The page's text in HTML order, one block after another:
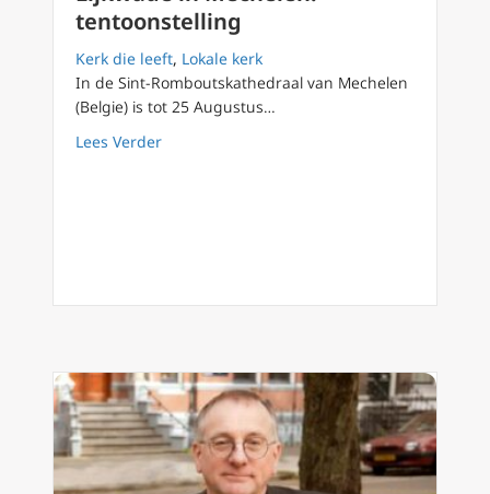
tentoonstelling
Kerk die leeft, Lokale kerk
In de Sint-Romboutskathedraal van Mechelen
(Belgie) is tot 25 Augustus…
Lees Verderabout Lijkwade in Mechelen: tentoonstelling